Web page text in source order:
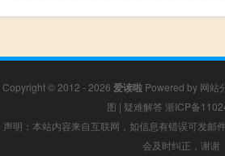
Copyright © 2012 - 2026 爱读啦 Powered by 网站
图 | 疑难解答 浙ICP备
声明：本站内容来自互联网，如信息有错误可发邮
会及时纠正，谢谢